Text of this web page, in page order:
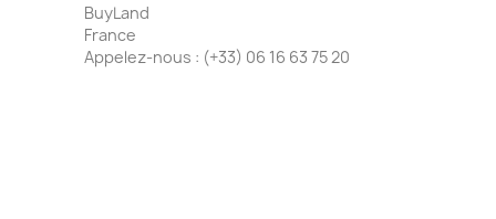
BuyLand
France
Appelez-nous : (+33) 06 16 63 75 20